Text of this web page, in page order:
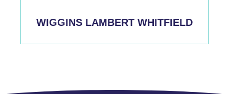
WIGGINS LAMBERT WHITFIELD